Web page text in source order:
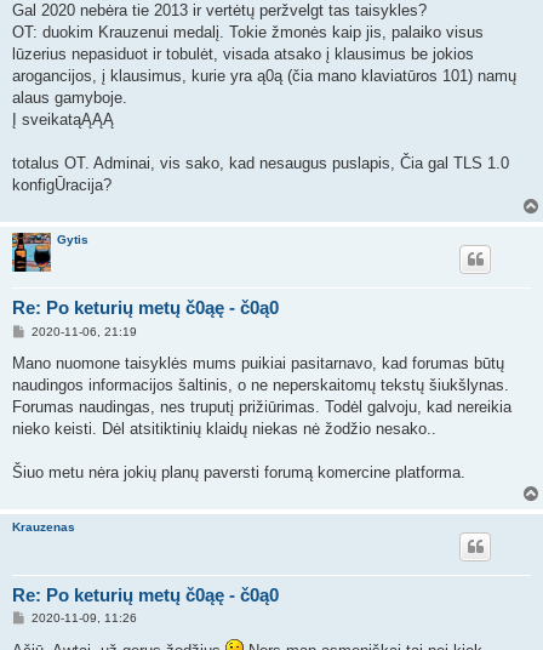
Gal 2020 nebėra tie 2013 ir vertėtų peržvelgt tas taisykles?
OT: duokim Krauzenui medalį. Tokie žmonės kaip jis, palaiko visus
lūzerius nepasiduot ir tobulėt, visada atsako į klausimus be jokios
arogancijos, į klausimus, kurie yra ą0ą (čia mano klaviatūros 101) namų
alaus gamyboje.
Į sveikatąĄĄĄ
totalus OT. Adminai, vis sako, kad nesaugus puslapis, Čia gal TLS 1.0
konfigŪracija?
Gytis
Re: Po keturių metų č0ąę - č0ą0
S
a
d
a
t
ė
2020-11-06, 21:19
Mano nuomone taisyklės mums puikiai pasitarnavo, kad forumas būtų
naudingos informacijos šaltinis, o ne neperskaitomų tekstų šiukšlynas.
Forumas naudingas, nes truputį prižiūrimas. Todėl galvoju, kad nereikia
nieko keisti. Dėl atsitiktinių klaidų niekas nė žodžio nesako..
Šiuo metu nėra jokių planų paversti forumą komercine platforma.
Krauzenas
Re: Po keturių metų č0ąę - č0ą0
S
a
2020-11-09, 11:26